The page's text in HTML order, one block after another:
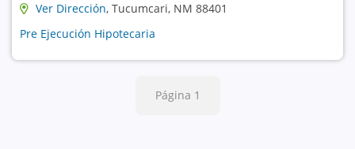
Ver Dirección, Tucumcari, NM 88401
Pre Ejecución Hipotecaria
Página 1